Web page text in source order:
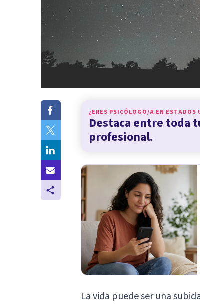
¿ERES PSICÓLOGO/A EN ESTADOS
Destaca entre toda
profesional.
La vida puede ser una